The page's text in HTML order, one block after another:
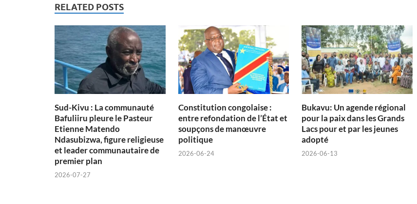
RELATED POSTS
Sud-Kivu : La communauté
Bafuliiru pleure le Pasteur
Etienne Matendo
Ndasubizwa, figure religieuse
et leader communautaire de
premier plan
2026-07-27
Constitution congolaise :
entre refondation de l’État et
soupçons de manœuvre
politique
2026-06-24
Bukavu: Un agende régional
pour la paix dans les Grands
Lacs pour et par les jeunes
adopté
2026-06-13